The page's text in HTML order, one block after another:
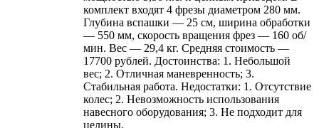
комплект входят 4 фрезы диаметром 280 мм.
Глубина вспашки — 25 см, ширина обработки
— 550 мм, скорость вращения фрез — 160 об/
мин. Вес — 29,4 кг. Средняя стоимость —
17700 рублей. Достоинства: 1. Небольшой
вес; 2. Отличная маневренность; 3.
Стабильная работа. Недостатки: 1. Отсутствие
колес; 2. Невозможность использования
навесного оборудования; 3. Не подходит для
целины.